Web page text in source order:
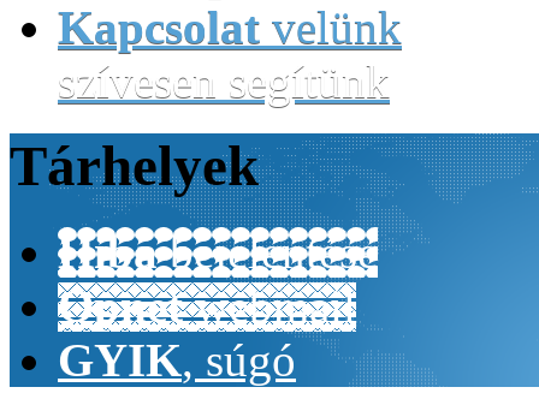
Kapcsolat velünk
szívesen segítünk
Tárhelyek
Hibabejelentése
Opnetwebmail
GYIK, súgó